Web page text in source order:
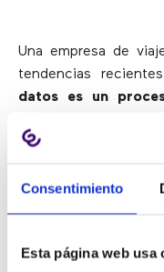
Consentimiento
Esta página web usa
Una empresa de
tendencias
datos es un
compran, sus
evaluado para
call center para
obtenidas.